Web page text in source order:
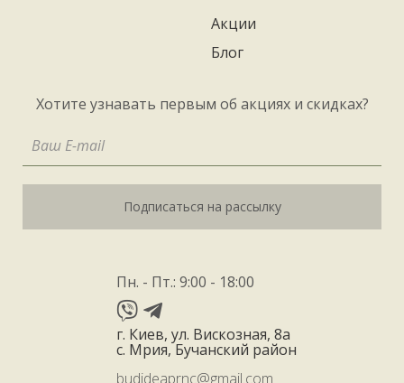
Акции
Блог
Хотите узнавать первым об акциях и скидках?
Подписаться на рассылку
Пн. - Пт.: 9:00 - 18:00
г. Киев, ул. Вискозная, 8а
с. Мрия, Бучанский район
budideaprnc@gmail.com